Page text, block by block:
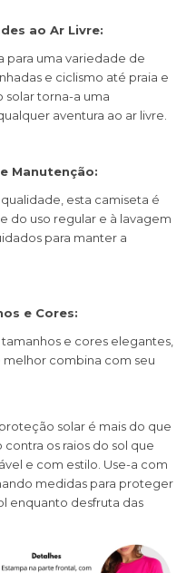
ao Ar Livre:
para uma variedade de
e ciclismo até praia e
solar torna-a uma
aventura ao ar livre.
Manutenção:
esta camiseta é
do uso regular e à lavagem
para manter a
e Cores:
e cores elegantes,
combina com seu
solar é mais do que
os raios do sol que
e com estilo. Use-a com
medidas para proteger
enquanto desfruta das